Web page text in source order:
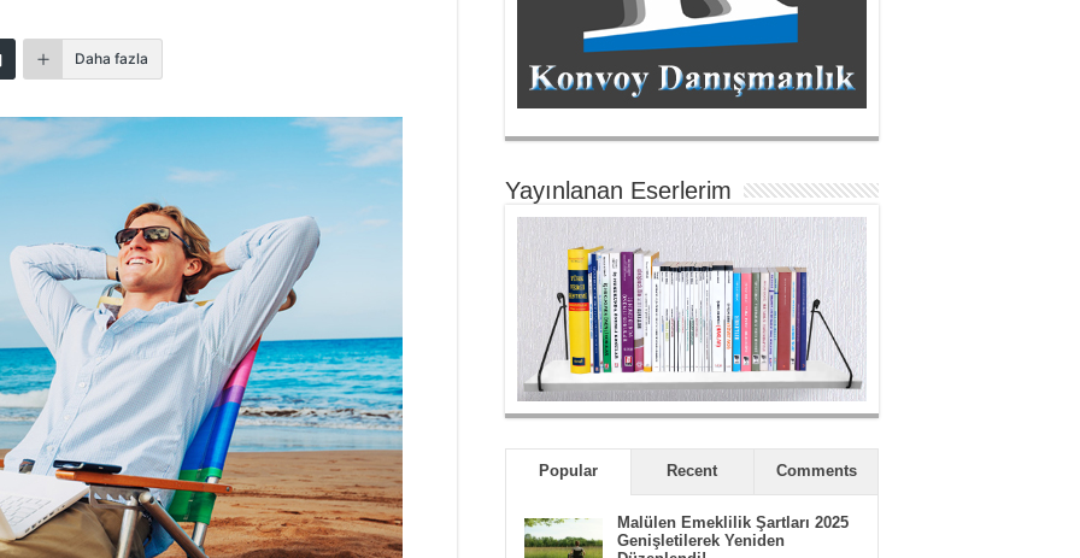
Daha fazla
Yayınlanan Eserlerim
Popular Recent Comments
Malülen Emeklilik Şartları 2025
Genişletilerek Yeniden